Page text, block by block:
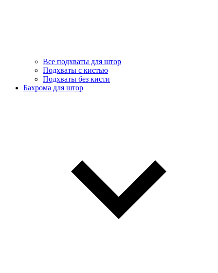
Все подхваты для штор
Подхваты с кистью
Подхваты без кисти
Бахрома для штор